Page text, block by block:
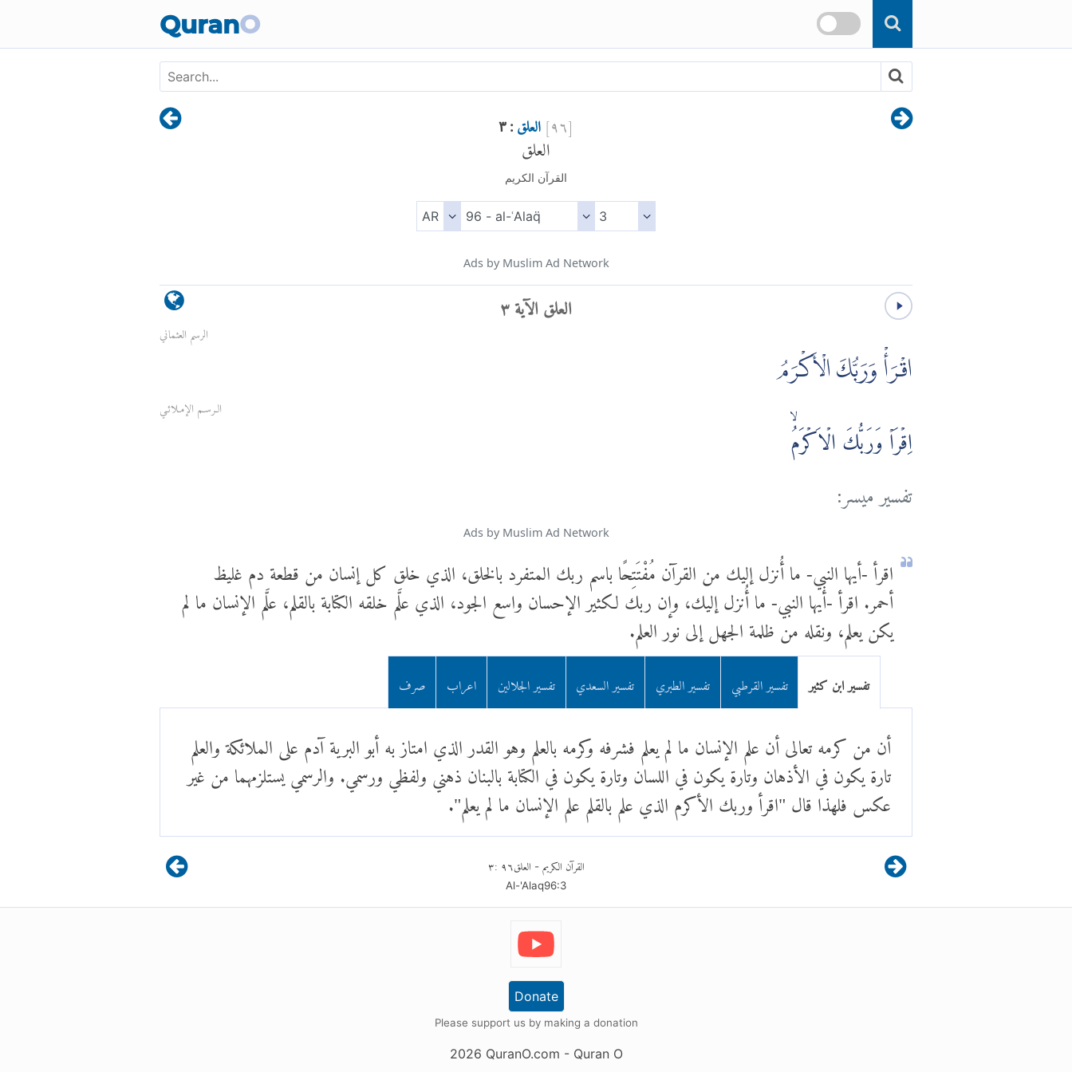
QuranO
[٩٦]العلق : ٣ العلق
القرآن الكريم
Ads by Muslim Ad Network
العلق الآية ٣
الرسم العثماني
اقْرَأْ وَرَبُّكَ الْأَكْرَمُ
الـرسـم الإمـلائـي
اِقۡرَاۡ وَرَبُّكَ الۡاَكۡرَمُۙ
تفسير ميسر:
Ads by Muslim Ad Network
اقرأ -أيها النبي- ما أُنزل إليك من القرآن مُفْتَتِحًا باسم ربك المتفرد بالخلق، الذي خلق كل إنسان من قطعة دم غليظ
أحمر. اقرأ -أيها النبي- ما أُنزل إليك، وإن ربك لكثير الإحسان واسع الجود، الذي علَّم خلقه الكتابة بالقلم، علَّم الإنسان ما لم
يكن يعلم، ونقله من ظلمة الجهل إلى نور العلم.
تفسير ابن كثير تفسير القرطبي تفسير الطبري تفسير السعدي تفسير الجلالين اعراب صرف
أن من كرمه تعالى أن علم الإنسان ما لم يعلم فشرفه وكرمه بالعلم وهو القدر الذي امتاز به أبو البرية آدم على الملائكة والعلم
تارة يكون في الأذهان وتارة يكون في اللسان وتارة يكون في الكتابة بالبنان ذهني ولفظي ورسمي. والرسمي يستلزمهما من غير
عكس فلهذا قال "اقرأ وربك الأكرم الذي علم بالقلم علم الإنسان ما لم يعلم".
القرآن الكريم - العلق٩٦:٣
Al-'Alaq96:3
Donate
Please support us by making a donation
2026 QuranO.com - Quran O